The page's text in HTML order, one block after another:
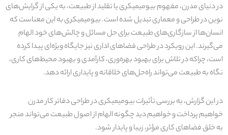
در دنیای مدرن، مفهوم بیومیمیکری یا تقلید از طبیعت، به یکی از گرایش‌های
نوین در طراحی و معماری تبدیل شده است. بیومیمیکری به این معناست که
انسان‌ها از سازگاری‌های طبیعت برای حل مسائل و چالش‌های خود الهام
می‌گیرند. این رویکرد در طراحی فضاهای اداری نیز جایگاه ویژه‌ای پیدا کرده
است، چراکه در تلاش برای بهبود بهره‌وری، کارآمدی و بهبود محیط‌های کاری،
نگاه به طبیعت می‌تواند راه‌حل‌های خلاقانه و پایداری ارائه دهد.
در این گزارش، به بررسی تأثیرات بیومیمیکری در طراحی دفاتر کار مدرن
خواهیم پرداخت و خواهیم دید چگونه الهام از اصول طبیعت می‌تواند منجر
به خلق فضاهای کاری مؤثر، زیبا و پایدار شود.